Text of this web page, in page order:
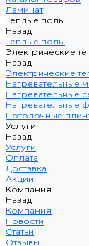
Ламинат
Теплые полы
Назад
Теплые полы
Электрические
Назад
Электрические
Нагревательные
Нагревательные
Нагревательные
Потолочные
Услуги
Назад
Услуги
Оплата
Доставка
Акции
Компания
Назад
Компания
Новости
Статьи
Отзывы